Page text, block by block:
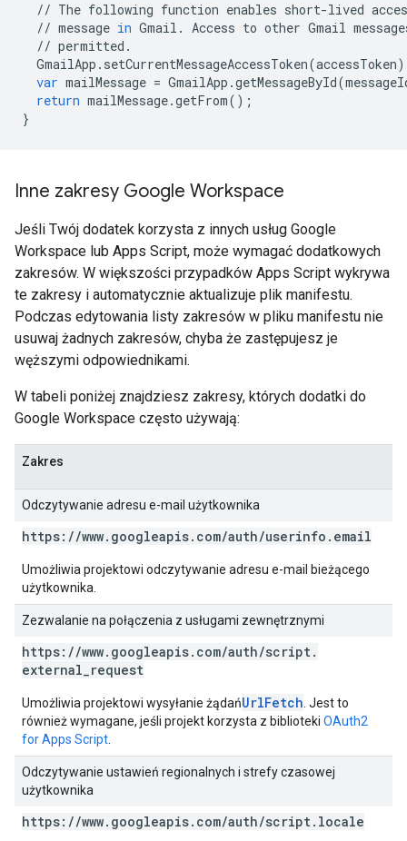
// The following function enables short-lived
// message in Gmail . Access to other Gmail
// permitted .
GmailApp . setCurrentMessageAccessToken(accessToken
var mailMessage = GmailApp .getMessageById(
return mailMessage.getFrom();
}
Inne zakresy Google Workspace
Jeśli Twój dodatek korzysta z innych usług Google
Workspace lub Apps Script, może wymagać dodatkowych
zakresów. W większości przypadków Apps Script wykrywa
te zakresy i automatycznie aktualizuje plik manifestu.
Podczas edytowania listy zakresów w pliku manifestu nie
usuwaj żadnych zakresów, chyba że zastępujesz je
węższymi odpowiednikami.
W tabeli poniżej znajdziesz zakresy, których dodatki do
Google Workspace często używają:
Zakres
Odczytywanie adresu e-mail użytkownika
https: //www. googleapis. com/auth/userinfo . email
Umożliwia projektowi odczytywanie adresu e-mail bieżącego
użytkownika.
Zezwalanie na połączenia z usługami zewnętrznymi
https: //www. googleapis. com/auth/script.
external request
Umożliwia projektowi wysyłanie żądańUrlFetch . Jest to
również wymagane, jeśli projekt korzysta z biblioteki OAuth2
for Apps Script
Odczytywanie ustawień regionalnych i strefy czasowej
użytkownika
https: //www. googleapis. com/auth/script. locale